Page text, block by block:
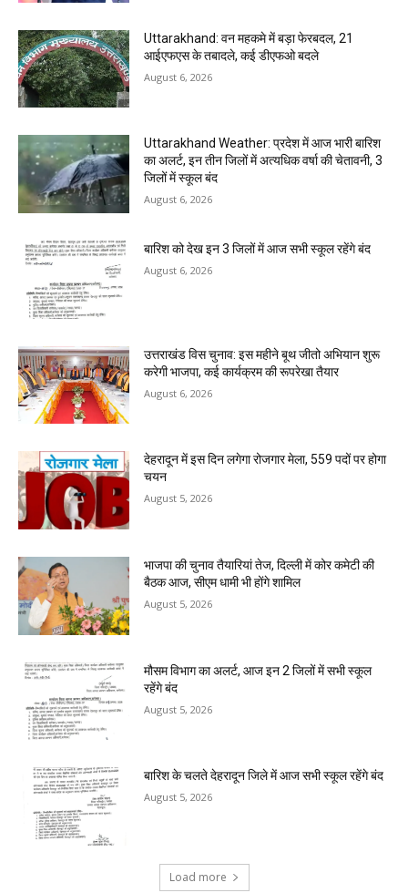
Uttarakhand: वन महकमे में बड़ा फेरबदल, 21
आईएफएस के तबादले, कई डीएफओ बदले
August 6, 2026
Uttarakhand Weather: प्रदेश में आज भारी बारिश
का अलर्ट, इन तीन जिलों में अत्यधिक वर्षा की चेतावनी, 3
जिलों में स्कूल बंद
August 6, 2026
बारिश को देख इन 3 जिलों में आज सभी स्कूल रहेंगे बंद
August 6, 2026
उत्तराखंड विस चुनाव: इस महीने बूथ जीतो अभियान शुरू
करेगी भाजपा, कई कार्यक्रम की रूपरेखा तैयार
August 6, 2026
देहरादून में इस दिन लगेगा रोजगार मेला, 559 पदों पर होगा
चयन
August 5, 2026
भाजपा की चुनाव तैयारियां तेज, दिल्ली में कोर कमेटी की
बैठक आज, सीएम धामी भी होंगे शामिल
August 5, 2026
मौसम विभाग का अलर्ट, आज इन 2 जिलों में सभी स्कूल
रहेंगे बंद
August 5, 2026
बारिश के चलते देहरादून जिले में आज सभी स्कूल रहेंगे बंद
August 5, 2026
Load more